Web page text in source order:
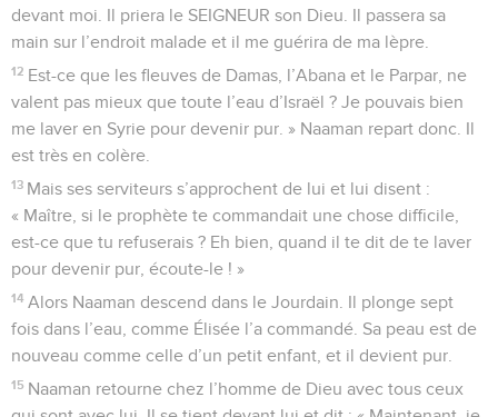
devant moi. Il priera le SEIGNEUR son Dieu. Il passera sa
main sur l’endroit malade et il me guérira de ma lèpre.
12 Est-ce que les fleuves de Damas, l’Abana et le Parpar, ne
valent pas mieux que toute l’eau d’Israël ? Je pouvais bien
me laver en Syrie pour devenir pur. » Naaman repart donc. Il
est très en colère.
13 Mais ses serviteurs s’approchent de lui et lui disent :
« Maître, si le prophète te commandait une chose difficile,
est-ce que tu refuserais ? Eh bien, quand il te dit de te laver
pour devenir pur, écoute-le ! »
14 Alors Naaman descend dans le Jourdain. Il plonge sept
fois dans l’eau, comme Élisée l’a commandé. Sa peau est de
nouveau comme celle d’un petit enfant, et il devient pur.
15 Naaman retourne chez l’homme de Dieu avec tous ceux